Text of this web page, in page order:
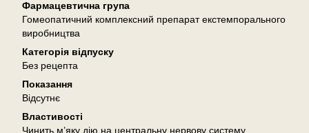
Фармацевтична група
Гомеопатичний комплексний препарат екстемпорального
виробництва
Категорія відпуску
Без рецепта
Показання
Відсутнє
Властивості
Чинить м’яку дію на центральну нервову систему,